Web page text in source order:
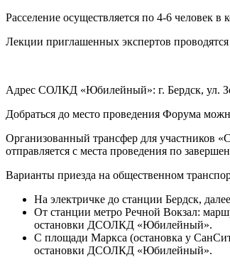
Расселение осуществляется по 4-6 человек
Лекции приглашенных экспертов
Адрес СОЛКД «Юбилейный»: г. Бердск, ул.
Добраться до место проведения Форума
Организованный трансфер для участников
отправляется с места проведения по
Варианты приезда на общественном
На электричке до станции Бердск,
От станции метро Речной Вокзал:
остановки ДСОЛКД «Юбилейный».
С площади Маркса (остановка у
остановки ДСОЛКД «Юбилейный».